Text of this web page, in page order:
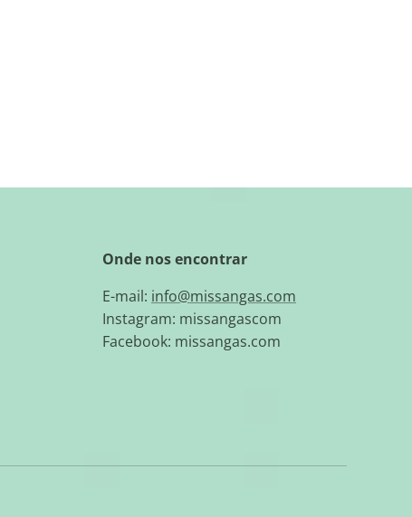
Onde nos encontrar
E-mail: info@missangas.com
Instagram: missangascom
Facebook: missangas.com